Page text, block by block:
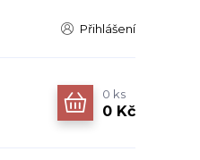
Přihlášení
0 ks
0 Kč